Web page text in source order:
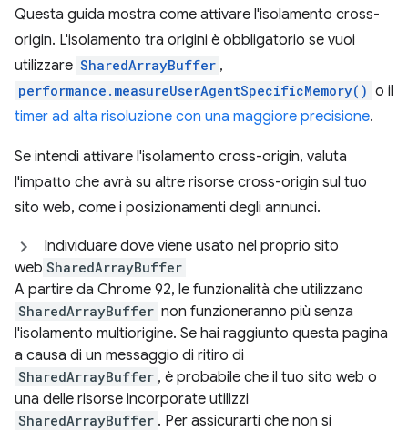
Questa guida mostra come attivare l'isolamento cross-
origin. L'isolamento tra origini è obbligatorio se vuoi
utilizzare SharedArrayBuffer ,
performance.measureUserAgentSpecificMemory() o il
timer ad alta risoluzione con una maggiore precisione.
Se intendi attivare l'isolamento cross-origin, valuta
l'impatto che avrà su altre risorse cross-origin sul tuo
sito web, come i posizionamenti degli annunci.
Individuare dove viene usato nel proprio sito
web SharedArrayBuffer
A partire da Chrome 92, le funzionalità che utilizzano
SharedArrayBuffer non funzioneranno più senza
l'isolamento multiorigine. Se hai raggiunto questa pagina
a causa di un messaggio di ritiro di
SharedArrayBuffer , è probabile che il tuo sito web o
una delle risorse incorporate utilizzi
SharedArrayBuffer . Per assicurarti che non si